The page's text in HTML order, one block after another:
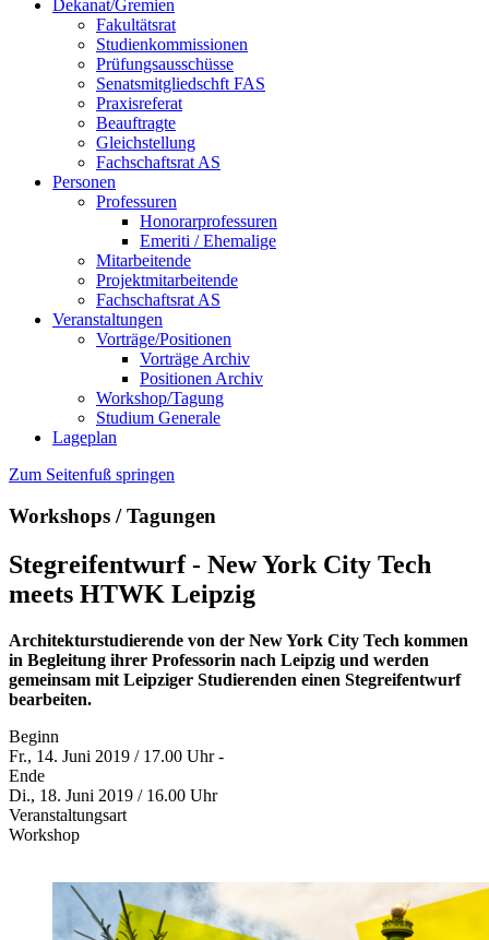
Dekanat/Gremien
Fakultätsrat
Studienkommissionen
Prüfungsausschüsse
Senatsmitgliedschft FAS
Praxisreferat
Beauftragte
Gleichstellung
Fachschaftsrat AS
Personen
Professuren
Honorarprofessuren
Emeriti / Ehemalige
Mitarbeitende
Projektmitarbeitende
Fachschaftsrat AS
Veranstaltungen
Vorträge/Positionen
Vorträge Archiv
Positionen Archiv
Workshop/Tagung
Studium Generale
Lageplan
Zum Seitenfuß springen
Workshops / Tagungen
Stegreifentwurf - New York City Tech
meets HTWK Leipzig
Architekturstudierende von der New York City Tech kommen
in Begleitung ihrer Professorin nach Leipzig und werden
gemeinsam mit Leipziger Studierenden einen Stegreifentwurf
bearbeiten.
Beginn
Fr., 14. Juni 2019 / 17.00 Uhr -
Ende
Di., 18. Juni 2019 / 16.00 Uhr
Veranstaltungsart
Workshop